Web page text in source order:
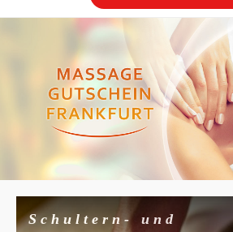
Schultern- und